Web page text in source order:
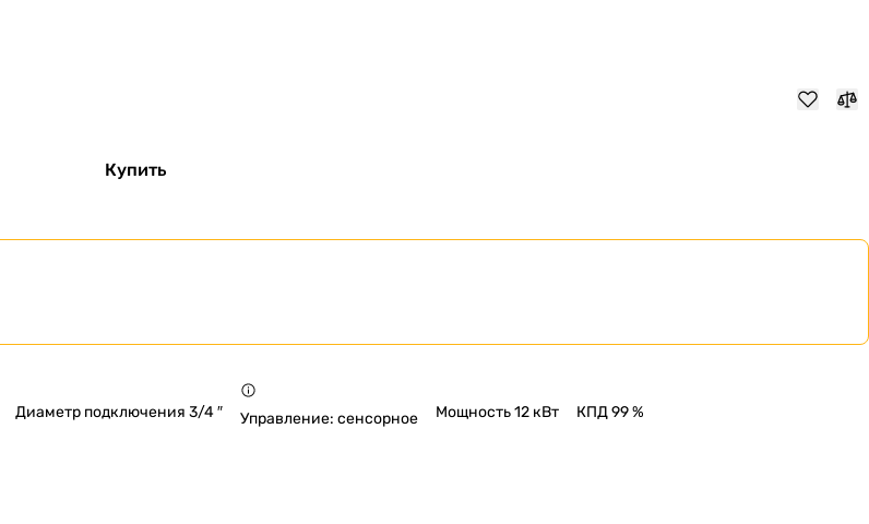
Купить
Диаметр подключения 3/4 ″ Управление: сенсорное Мощность 12 кВт КПД 99 %